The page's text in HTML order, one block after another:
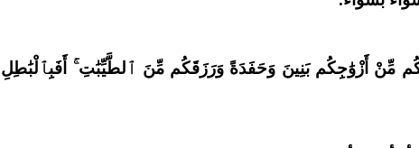
مِّنْ أَزْوَٰجِكُم بَنِينَ وَحَفَدَةً وَرَزَقَكُم مِّنَ ٱلطَّيِّبَٰتِ